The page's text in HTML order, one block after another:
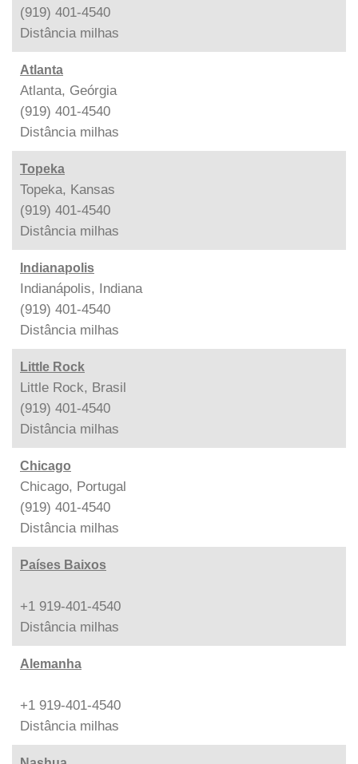
(919) 401-4540
Distância milhas
Atlanta
Atlanta, Geórgia
(919) 401-4540
Distância milhas
Topeka
Topeka, Kansas
(919) 401-4540
Distância milhas
Indianapolis
Indianápolis, Indiana
(919) 401-4540
Distância milhas
Little Rock
Little Rock, Brasil
(919) 401-4540
Distância milhas
Chicago
Chicago, Portugal
(919) 401-4540
Distância milhas
Países Baixos
+1 919-401-4540
Distância milhas
Alemanha
+1 919-401-4540
Distância milhas